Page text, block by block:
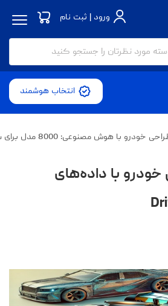
ورود | ثبت نام
انتخاب هوشمند
خودرو با هوش مصنوعی: 8000 مدل برای شروع
خودرو با داده‌های